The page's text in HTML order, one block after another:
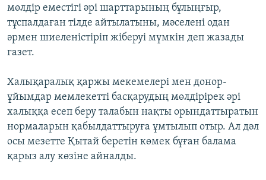
мөлдір еместігі әрі шарттарының бұлыңғыр,
тұспалдаған тілде айтылатыны, мәселені одан
әрмен шиеленістіріп жіберуі мүмкін деп жазады
газет.
Халықаралық қаржы мекемелері мен донор-
ұйымдар мемлекетті басқарудың мөлдірірек әрі
халыққа есеп беру талабын нақты орындаттыратын
нормаларын қабылдаттыруға ұмтылып отыр. Ал дәл
осы мезетте Қытай беретін көмек бұған балама
қарыз алу көзіне айналды.